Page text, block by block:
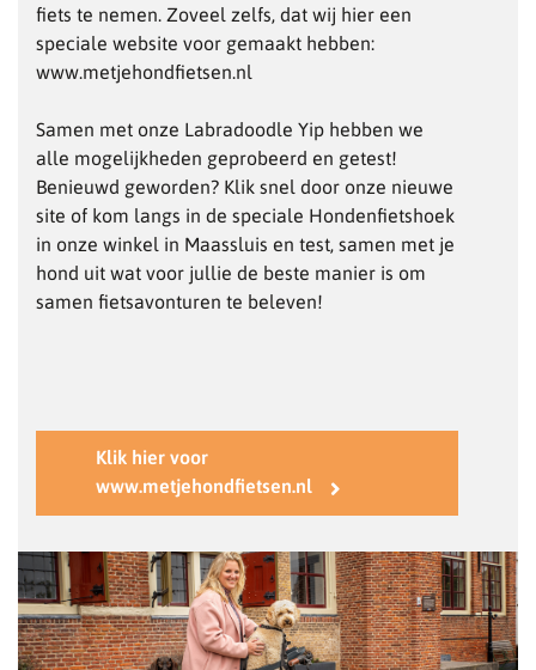
fiets te nemen. Zoveel zelfs, dat wij hier een
speciale website voor gemaakt hebben:
www.metjehondfietsen.nl
Samen met onze Labradoodle Yip hebben we
alle mogelijkheden geprobeerd en getest!
Benieuwd geworden? Klik snel door onze nieuwe
site of kom langs in de speciale Hondenfietshoek
in onze winkel in Maassluis en test, samen met je
hond uit wat voor jullie de beste manier is om
samen fietsavonturen te beleven!
Klik hier voor
www.metjehondfietsen.nl